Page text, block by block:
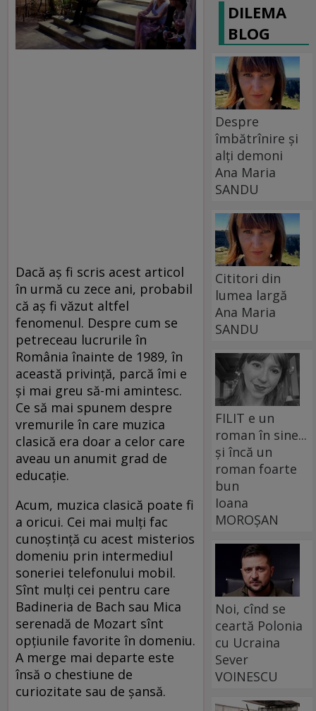
Dacă aş fi scris acest articol
în urmă cu zece ani, probabil
că aş fi văzut altfel
fenomenul. Despre cum se
petreceau lucrurile în
România înainte de 1989, în
această privinţă, parcă îmi e
şi mai greu să-mi amintesc.
Ce să mai spunem despre
vremurile în care muzica
clasică era doar a celor care
aveau un anumit grad de
educaţie.
Acum, muzica clasică poate fi
a oricui. Cei mai mulţi fac
cunoştinţă cu acest misterios
domeniu prin intermediul
soneriei telefonului mobil.
Sînt mulţi cei pentru care
Badineria de Bach sau Mica
serenadă de Mozart sînt
opţiunile favorite în domeniu.
A merge mai departe este
însă o chestiune de
curiozitate sau de şansă.
DILEMA
BLOG
Despre
îmbătrînire și
alți demoni
Ana Maria
SANDU
Cititori din
lumea largă
Ana Maria
SANDU
FILIT e un
roman în sine...
și încă un
roman foarte
bun
Ioana
MOROȘAN
Noi, cînd se
ceartă Polonia
cu Ucraina
Sever
VOINESCU